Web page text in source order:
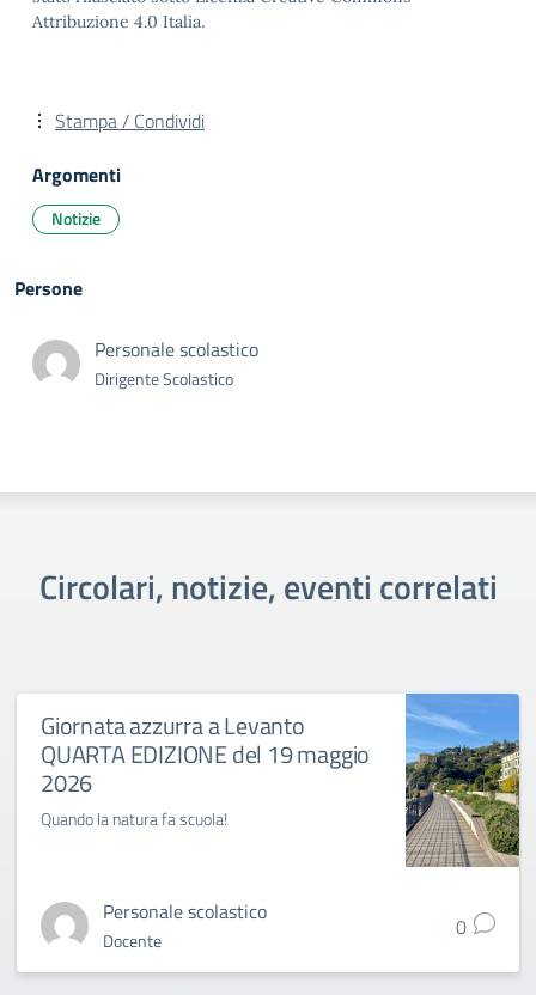
Attribuzione 4.0 Italia.
Stampa / Condividi
Argomenti
Notizie
Persone
Personale scolastico
Dirigente Scolastico
Circolari, notizie, eventi correlati
Giornata azzurra a Levanto
QUARTA EDIZIONE del 19 maggio
2026
Quando la natura fa scuola!
Personale scolastico
Docente 0